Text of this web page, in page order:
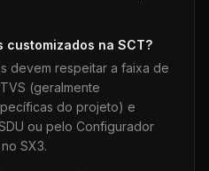
customizados na SCT?
devem respeitar a faixa de
(geralmente
do projeto) e
ou pelo Configurador
SX3.